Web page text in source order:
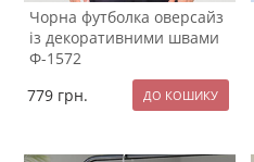
Чорна футболка оверсайз
із декоративними швами
Ф-1572
779 грн.